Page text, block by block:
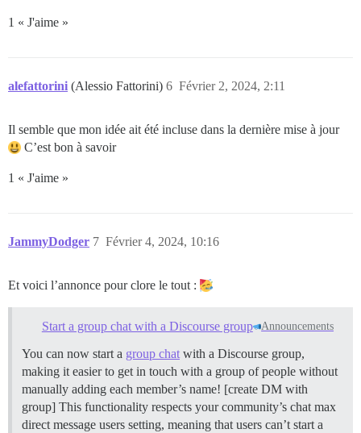
1 « J'aime »
alefattorini (Alessio Fattorini) Février 2, 2024, 2:11
6
Il semble que mon idée ait été incluse dans la dernière mise à jour
C’est bon à savoir
1 « J'aime »
JammyDodger Février 4, 2024, 10:16
7
Et voici l’annonce pour clore le tout :
Start a group chat with a Discourse group Announcements
You can now start a group chat with a Discourse group,
making it easier to get in touch with a group of people without
manually adding each member’s name! [create DM with
group] This functionality respects your community’s chat max
direct message users setting, meaning that users can’t start a